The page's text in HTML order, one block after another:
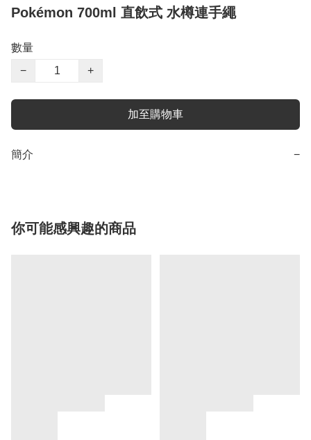
Pokémon 700ml 直飲式 水樽連手繩
數量
−
+
加至購物車
簡介 −
你可能感興趣的商品